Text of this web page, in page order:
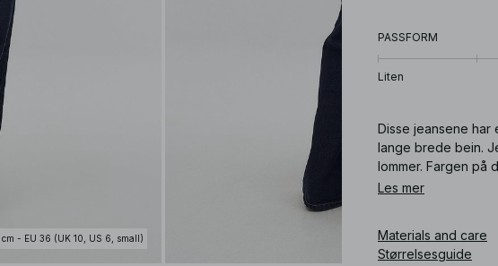
cm - EU 36 (UK 10, US 6, small)
PASSFORM
Liten
Disse jeansene har
lange brede bein.
lommer. Fargen på
andre gjenstander.
Artikkelnummer:
Les mer
Materials and care
Størrelsesguide